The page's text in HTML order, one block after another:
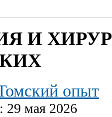
И
опыт
29 мая 2026